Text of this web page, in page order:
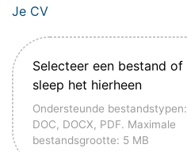
Je CV
Selecteer een bestand of
sleep het hierheen
Ondersteunde bestandstypen:
DOC, DOCX, PDF. Maximale
bestandsgrootte: 5 MB